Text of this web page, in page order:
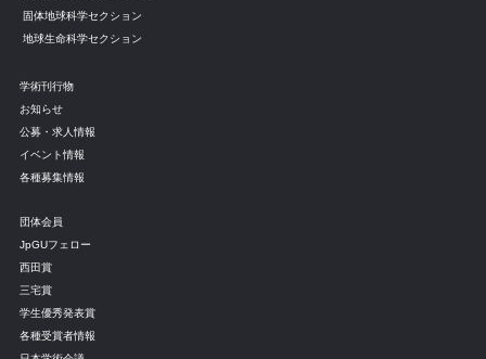
固体地球科学セクション
地球生命科学セクション
学術刊行物
お知らせ
公募・求人情報
イベント情報
各種募集情報
団体会員
JpGUフェロー
西田賞
三宅賞
学生優秀発表賞
各種受賞者情報